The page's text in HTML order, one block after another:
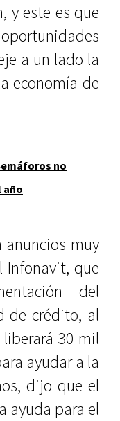
y este es que
a un lado la
economía de
no
año
anuncios muy
Infonavit, que
del
de crédito, al
liberará 30 mil
ayudar a la
dijo que el
ayuda para el